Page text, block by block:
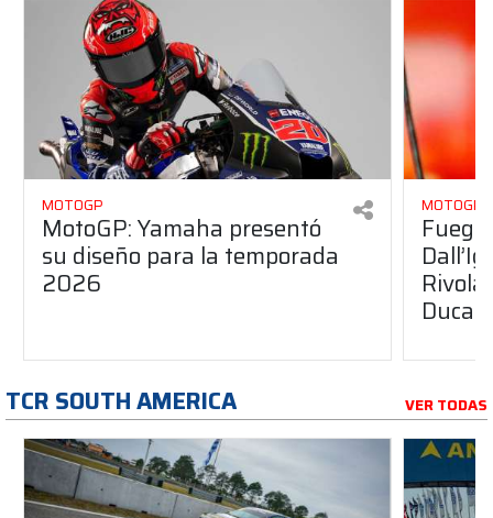
MOTOGP
MotoGP: Yamaha presentó
su diseño para la temporada
2026
MOTOGP
Ducati
TCR SOUTH AMERICA VER TODAS